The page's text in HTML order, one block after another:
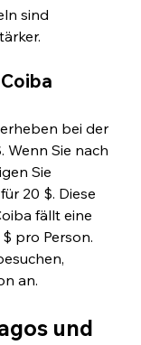
sind
bei der
Wenn Sie nach
Sie
20 $. Diese
fällt eine
pro Person.
an.
und